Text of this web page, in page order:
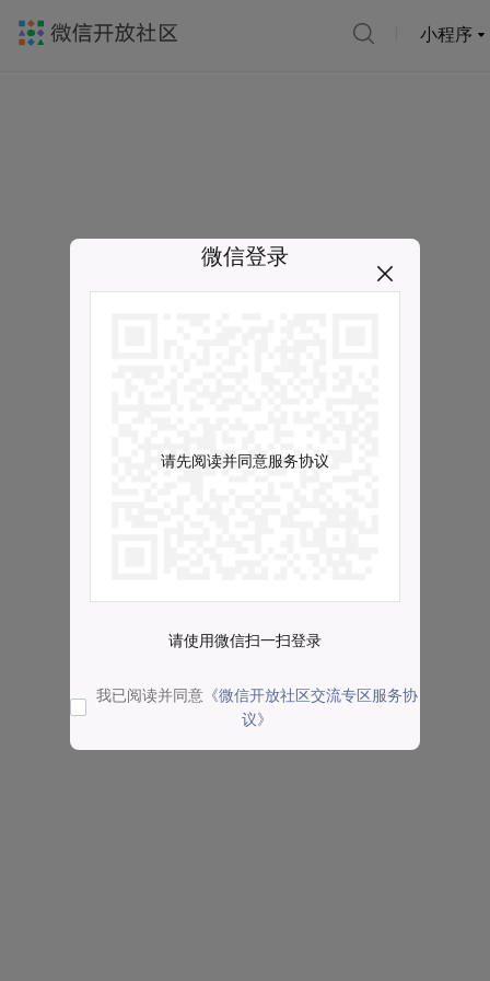
小程序
微信登录
请先阅读并同意服务协议
请使用微信扫一扫登录
我已阅读并同意 《微信开放社区交流专区服务协
议》